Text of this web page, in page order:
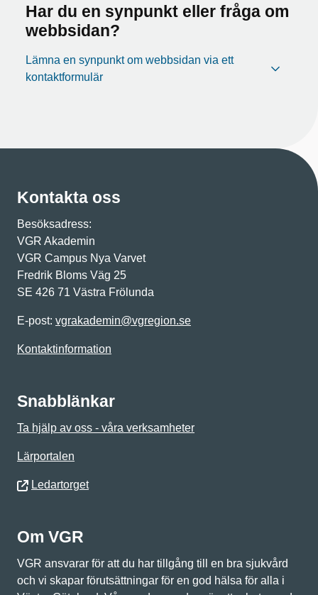
Har du en synpunkt eller fråga om
webbsidan?
Lämna en synpunkt om webbsidan via ett
kontaktformulär
Kontakta oss
Besöksadress:
VGR Akademin
VGR Campus Nya Varvet
Fredrik Bloms Väg 25
SE 426 71 Västra Frölunda
E-post: vgrakademin@vgregion.se
Kontaktinformation
Snabblänkar
Ta hjälp av oss - våra verksamheter
Lärportalen
Ledartorget
Om VGR
VGR ansvarar för att du har tillgång till en bra sjukvård
och vi skapar förutsättningar för en god hälsa för alla i